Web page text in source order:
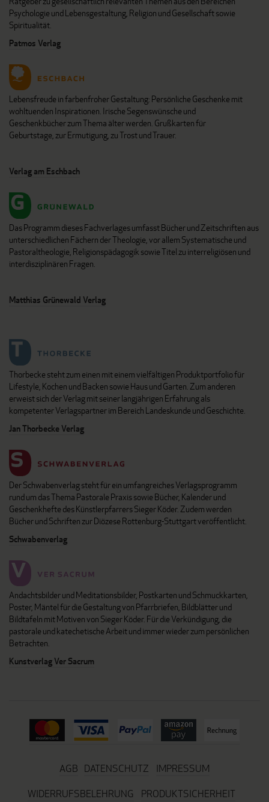
Psychologie und Lebensgestaltung, Religion und Gesellschaft sowie
Spiritualität.
Patmos Verlag
Lebensfreude in farbenfroher Gestaltung: Persönliche Geschenke mit
wohltuenden Inspirationen. Irische Segenswünsche und
Geschenkbücher zum Thema älter werden. Grußkarten für
Geburtstage, zur Ermutigung, zu Trost und Trauer.
Verlag am Eschbach
Das Programm dieses Fachverlages umfasst Bücher und Zeitschriften aus
unterschiedlichen Fächern der Theologie, vor allem Systematische und
Pastoraltheologie, Religionspädagogik sowie Titel zu interreligiösen und
interdisziplinären Fragen.
Matthias Grünewald Verlag
Thorbecke steht zum einen mit einem vielfältigen Produktportfolio für
Lifestyle, Kochen und Backen sowie Haus und Garten. Zum anderen
erweist sich der Verlag mit seiner langjährigen Erfahrung als
kompetenter Verlagspartner im Bereich Landeskunde und Geschichte.
Jan Thorbecke Verlag
Der Schwabenverlag steht für ein umfangreiches Verlagsprogramm
rund um das Thema Pastorale Praxis sowie Bücher, Kalender und
Geschenkhefte des Künstlerpfarrers Sieger Köder. Zudem werden
Bücher und Schriften zur Diözese Rottenburg-Stuttgart veröffentlicht.
Schwabenverlag
Andachtsbilder und Meditationsbilder, Postkarten und Schmuckkarten,
Poster, Mäntel für die Gestaltung von Pfarrbriefen, Bildblätter und
Bildtafeln mit Motiven von Sieger Köder. Für die Verkündigung, die
pastorale und katechetische Arbeit und immer wieder zum persönlichen
Betrachten.
Kunstverlag Ver Sacrum
AGB DATENSCHUTZ
IMPRESSUM
WIDERRUFSBELEHRUNG
PRODUKTSICHERHEIT